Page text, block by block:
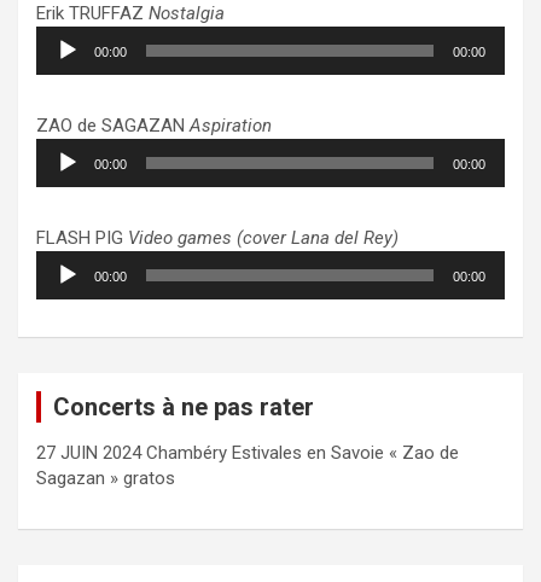
Erik TRUFFAZ Nostalgia
Lecteur
audio
00:00 00:00
ZAO de SAGAZANAspiration
Lecteur
audio
00:00 00:00
FLASH PIG Video games (cover Lana del Rey)
Lecteur
audio
00:00 00:00
Concerts à ne pas rater
27 JUIN 2024 Chambéry Estivales en Savoie « Zao de
Sagazan » gratos